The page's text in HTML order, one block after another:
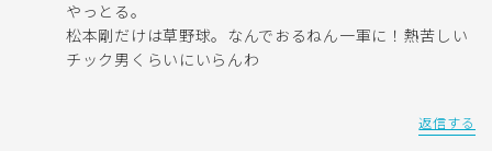
やっとる。
松本剛だけは草野球。なんでおるねん一軍に！熱苦しい
チック男くらいにいらんわ
返信する